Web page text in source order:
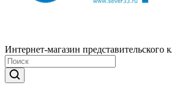
Интернет-магазин представительского